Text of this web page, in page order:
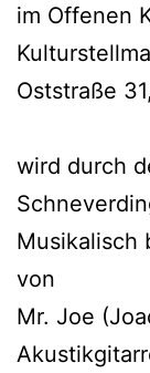
im Offenen
Oststraße
wird durch
Musikalisch
von
Mr. Joe